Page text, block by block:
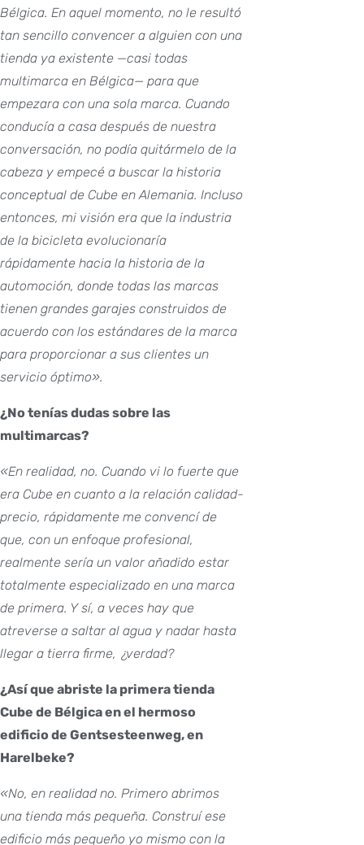
Bélgica. En aquel momento, no le resultó
tan sencillo convencer a alguien con una
tienda ya existente —casi todas
multimarca en Bélgica— para que
empezara con una sola marca. Cuando
conducía a casa después de nuestra
conversación, no podía quitármelo de la
cabeza y empecé a buscar la historia
conceptual de Cube en Alemania. Incluso
entonces, mi visión era que la industria
de la bicicleta evolucionaría
rápidamente hacia la historia de la
automoción, donde todas las marcas
tienen grandes garajes construidos de
acuerdo con los estándares de la marca
para proporcionar a sus clientes un
servicio óptimo».
¿No tenías dudas sobre las
multimarcas?
«En realidad, no. Cuando vi lo fuerte que
era Cube en cuanto a la relación calidad-
precio, rápidamente me convencí de
que, con un enfoque profesional,
realmente sería un valor añadido estar
totalmente especializado en una marca
de primera. Y sí, a veces hay que
atreverse a saltar al agua y nadar hasta
llegar a tierra firme, ¿verdad?
¿Así que abriste la primera tienda
Cube de Bélgica en el hermoso
edificio de Gentsesteenweg, en
Harelbeke?
«No, en realidad no. Primero abrimos
una tienda más pequeña. Construí ese
edificio más pequeño yo mismo con la